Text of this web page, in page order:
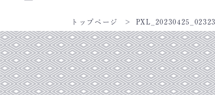
トップページ